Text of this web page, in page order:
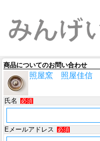
商品についてのお問い合わせ
照屋窯 照屋佳信
氏名 必須
Eメールアドレス 必須